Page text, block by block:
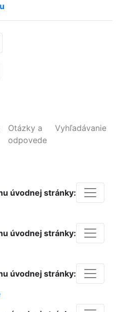
Otázky a
odpovede
Vyhľadávanie
úvodnej stránky:
úvodnej stránky:
úvodnej stránky: